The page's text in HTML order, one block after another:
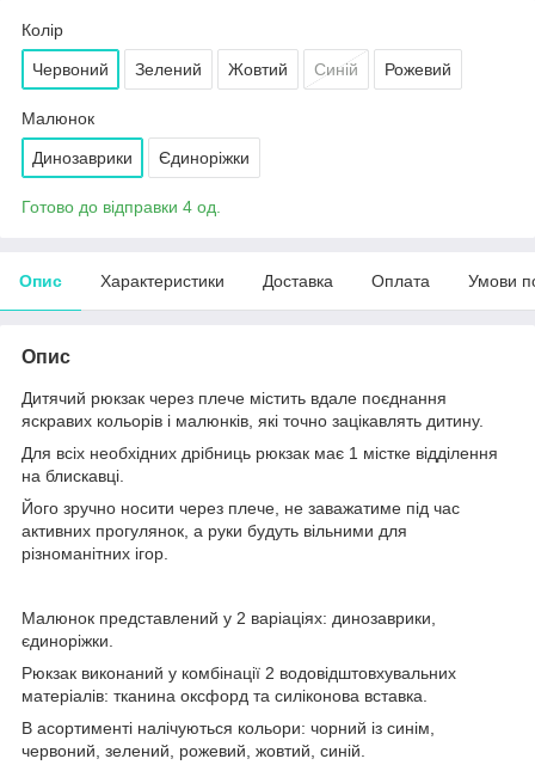
Колір
Червоний Зелений Жовтий Синій Рожевий
Малюнок
Динозаврики Єдиноріжки
Готово до відправки 4 од.
Опис Характеристики Доставка Оплата Умови
Опис
Дитячий рюкзак через плече містить вдале поєднання
яскравих кольорів і малюнків, які точно зацікавлять дитину.
Для всіх необхідних дрібниць рюкзак має 1 містке відділення
на блискавці.
Його зручно носити через плече, не заважатиме під час
активних прогулянок, а руки будуть вільними для
різноманітних ігор.
Малюнок представлений у 2 варіаціях: динозаврики,
єдиноріжки.
Рюкзак виконаний у комбінації 2 водовідштовхувальних
матеріалів: тканина оксфорд та силіконова вставка.
В асортименті налічуються кольори: чорний із синім,
червоний, зелений, рожевий, жовтий, синій.